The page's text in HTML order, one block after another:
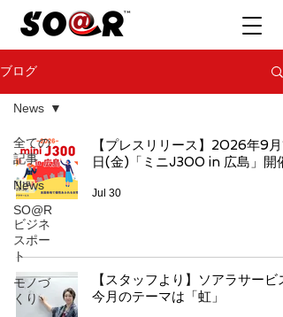
ブログ
全ての
記事
News
SO@R
ビジネ
スポー
ト
モノづ
くり
News
【プレスリリース】2026年9月
日(金)「ミニJ300 in 広島」開催
Jul 30
【スタッフより】ソアラサービス
今月のテーマは「虹」